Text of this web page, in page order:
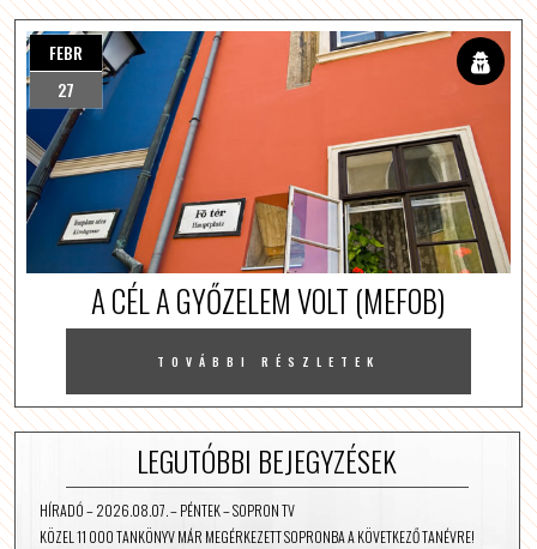
FEBR
27
A CÉL A GYŐZELEM VOLT (MEFOB)
TOVÁBBI RÉSZLETEK
LEGUTÓBBI BEJEGYZÉSEK
HÍRADÓ – 2026.08.07. – PÉNTEK – SOPRON TV
KÖZEL 11 000 TANKÖNYV MÁR MEGÉRKEZETT SOPRONBA A KÖVETKEZŐ TANÉVRE!